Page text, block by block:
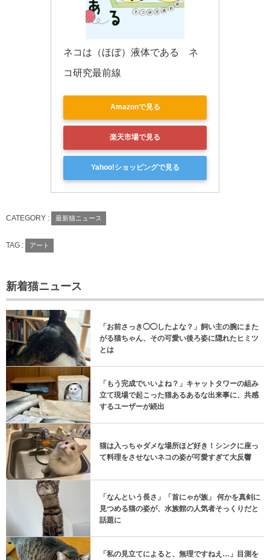
ネコは（ほぼ）液体である　ネ
コ研究最前線
Amazonで見る
楽天市場で見る
Yahoo!ショッピングで見る
CATEGORY : 最新猫ニュース
TAG : アート
新着猫ニュース
「お前さっき◯◯したよな？」飼い主の腕にまた
がる猫ちゃん、その可愛い後ろ姿に隠れたヒミツ
とは
「もう完成でいいよね？」キャットタワーの組み
立て現場で起こった猫あるあるな出来事に、共感
するユーザーが続出
猫は入っちゃダメな場所ほど好き！シンクに座っ
て料理をさせないネコの姿が可愛すぎて大反響
「なんという長さ」「首にゃが族」 何かを真剣に
見つめる猫の姿が、水族館の人気者そっくりだと
話題に
「私の見立てによると、無理ですねえ…」目測を